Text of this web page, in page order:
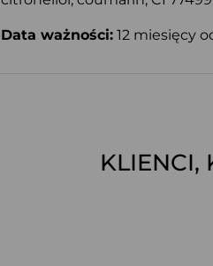
Data ważności: 12 miesięcy
KLIENCI,
SZYBKI PODGLĄD